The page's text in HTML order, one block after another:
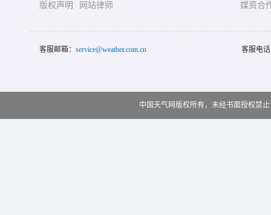
版权声明
网站律师
媒资合
客服邮箱： service@weather.com.cn 客服电
中国天气网版权所有，未经书面授权